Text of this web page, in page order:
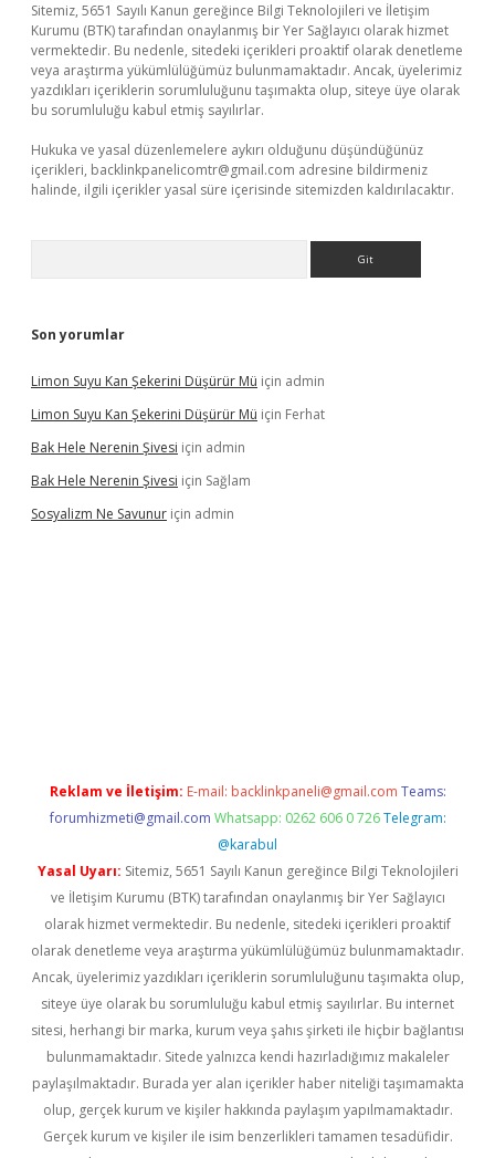
Sitemiz, 5651 Sayılı Kanun gereğince Bilgi Teknolojileri ve İletişim
Kurumu (BTK) tarafından onaylanmış bir Yer Sağlayıcı olarak hizmet
vermektedir. Bu nedenle, sitedeki içerikleri proaktif olarak denetleme
veya araştırma yükümlülüğümüz bulunmamaktadır. Ancak, üyelerimiz
yazdıkları içeriklerin sorumluluğunu taşımakta olup, siteye üye olarak
bu sorumluluğu kabul etmiş sayılırlar.
Hukuka ve yasal düzenlemelere aykırı olduğunu düşündüğünüz
içerikleri, backlinkpanelicomtr@gmail.com adresine bildirmeniz
halinde, ilgili içerikler yasal süre içerisinde sitemizden kaldırılacaktır.
Son yorumlar
Limon Suyu Kan Şekerini Düşürür Mü için admin
Limon Suyu Kan Şekerini Düşürür Mü için Ferhat
Bak Hele Nerenin Şivesi için admin
Bak Hele Nerenin Şivesi için Sağlam
Sosyalizm Ne Savunur için admin
Reklam ve İletişim: E-mail: backlinkpaneli@gmail.com Teams:
forumhizmeti@gmail.com Whatsapp: 0262 606 0 726 Telegram:
@karabul
Yasal Uyarı: Sitemiz, 5651 Sayılı Kanun gereğince Bilgi Teknolojileri
ve İletişim Kurumu (BTK) tarafından onaylanmış bir Yer Sağlayıcı
olarak hizmet vermektedir. Bu nedenle, sitedeki içerikleri proaktif
olarak denetleme veya araştırma yükümlülüğümüz bulunmamaktadır.
Ancak, üyelerimiz yazdıkları içeriklerin sorumluluğunu taşımakta olup,
siteye üye olarak bu sorumluluğu kabul etmiş sayılırlar. Bu internet
sitesi, herhangi bir marka, kurum veya şahıs şirketi ile hiçbir bağlantısı
bulunmamaktadır. Sitede yalnızca kendi hazırladığımız makaleler
paylaşılmaktadır. Burada yer alan içerikler haber niteliği taşımamakta
olup, gerçek kurum ve kişiler hakkında paylaşım yapılmamaktadır.
Gerçek kurum ve kişiler ile isim benzerlikleri tamamen tesadüfidir.